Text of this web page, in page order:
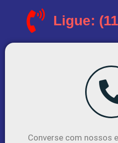
Ligue:
Converse com nossos